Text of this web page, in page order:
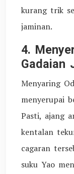
kurang trik
jaminan.
4.
Gadaian
Menyaring
menyerupai
Pasti, ajang
kentalan
cagaran
suku Yao